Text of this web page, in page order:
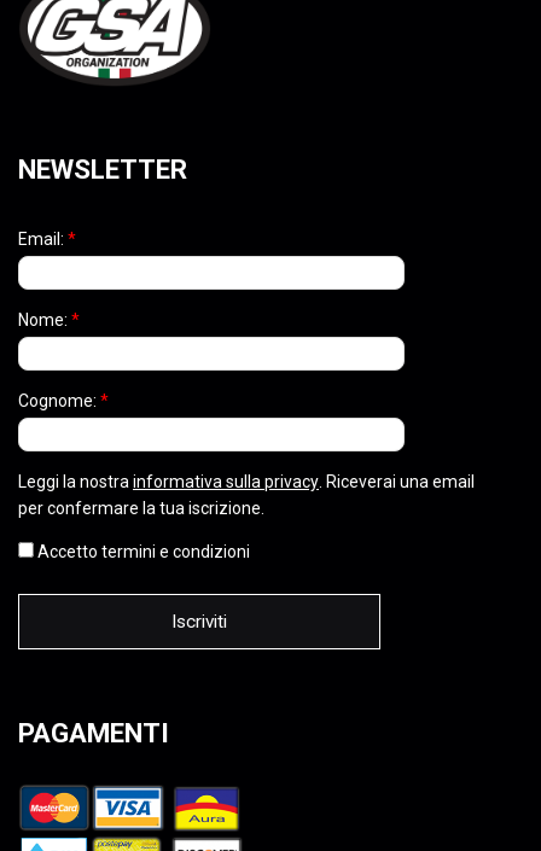
NEWSLETTER
Email: *
Nome: *
Cognome: *
Leggi la nostrainformativa sulla privacy. Riceverai una email
per confermare la tua iscrizione.
Accetto termini e condizioni
PAGAMENTI